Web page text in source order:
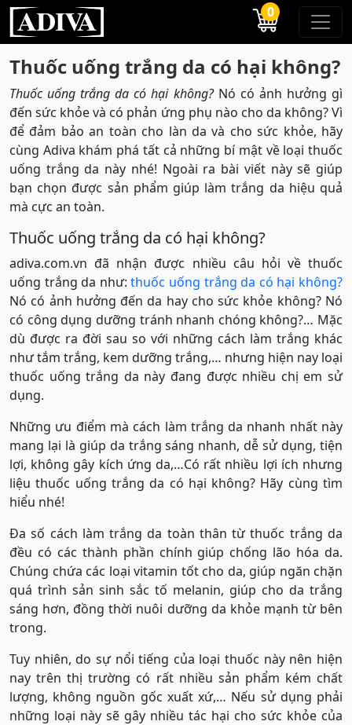
0
Thuốc uống trắng da có hại không?
Thuốc uống trắng da có hại không?Nó có ảnh hưởng gì
đến sức khỏe và có phản ứng phụ nào cho da không? Vì
để đảm bảo an toàn cho làn da và cho sức khỏe, hãy
cùng Adiva khám phá tất cả những bí mật về loại thuốc
uống trắng da này nhé! Ngoài ra bài viết này sẽ giúp
bạn chọn được sản phẩm giúp làm trắng da hiệu quả
mà cực an toàn.
Thuốc uống trắng da có hại không?
adiva.com.vn đã nhận được nhiều câu hỏi về thuốc
uống trắng da như:thuốc uống trắng da có hại không?
Nó có ảnh hưởng đến da hay cho sức khỏe không? Nó
có công dụng dưỡng tránh nhanh chóng không?… Mặc
dù được ra đời sau so với những cách làm trắng khác
như tắm trắng, kem dưỡng trắng,… nhưng hiện nay loại
thuốc uống trắng da này đang được nhiều chị em sử
dụng.
Những ưu điểm mà cách làm trắng da nhanh nhất này
mang lại là giúp da trắng sáng nhanh, dễ sử dụng, tiện
lợi, không gây kích ứng da,…Có rất nhiều lợi ích nhưng
liệu thuốc uống trắng da có hại không? Hãy cùng tìm
hiểu nhé!
Đa số cách làm trắng da toàn thân từ thuốc trắng da
đều có các thành phần chính giúp chống lão hóa da.
Chúng chứa các loại vitamin tốt cho da, giúp ngăn chặn
quá trình sản sinh sắc tố melanin, giúp cho da trắng
sáng hơn, đồng thời nuôi dưỡng da khỏe mạnh từ bên
trong.
Tuy nhiên, do sự nổi tiếng của loại thuốc này nên hiện
nay trên thị trường có rất nhiều sản phẩm kém chất
lượng, không nguồn gốc xuất xứ,… Nếu sử dụng phải
những loại này sẽ gây nhiều tác hại cho sức khỏe của